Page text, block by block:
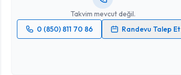
Takvim mevcut değil.
0 (850) 811 70 86
Randevu Talep Et